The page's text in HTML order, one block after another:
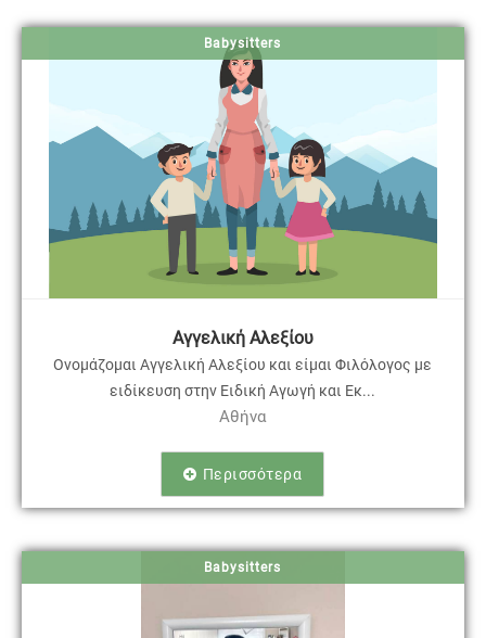
Babysitters
Αγγελική Αλεξίου
Ονομάζομαι Αγγελική Αλεξίου και είμαι Φιλόλογος με
ειδίκευση στην Ειδική Αγωγή και Εκ...
Αθήνα
Περισσότερα
Babysitters